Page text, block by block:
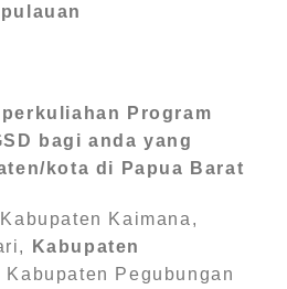
Program
bagi anda yang
kota di Papua Barat
Kaimana,
Kabupaten
Kabupaten Pegubungan